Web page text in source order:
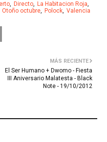
Directo
La Habitacion Roja
Otoño octubre Polock Valencia
MÁS RECIENTE
El Ser Humano + Dwomo - Fiesta
III Aniversario Malatesta - Black
Note - 19/10/2012